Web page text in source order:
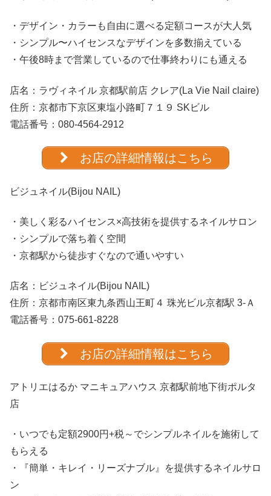
・デザイン・カラーも自由に選べる定額コースが大人気
・シンプル〜ハイセンスなデザインを多数揃えている
・午後8時まで営業しているので仕事終わりにも通える
店名： ラヴィネイル 京都駅前店 クレア(La Vie Nail claire)
住所：京都市下京区東塩小路町７１９ SKビル
電話番号： 080-4564-2912
お店の詳細情報はこちら
ビジュネイル(Bijou NAIL)
・美しく彩るハイセンス×高技術を提供するネイルサロン
・シンプルで落ち着く空間
・京都駅から徒歩すぐなので通いやすい
店名： ビジュネイル(Bijou NAIL)
住所：京都市南区東九条西山王町４ 珠光ビル京都駅 3-Ａ
電話番号： 075-661-8228
お店の詳細情報はこちら
アトリエはるか マニキュアハウス 京都駅前地下街ポルタ
店
・いつでも定額2900円+税～でシンプルネイルを施術して
もらえる
・『簡単・キレイ・リーズナブル』を提供するネイルサロ
ン